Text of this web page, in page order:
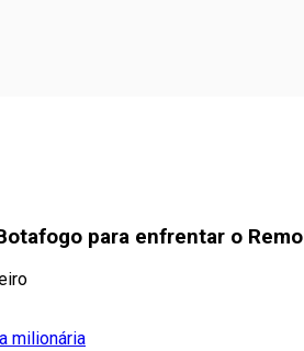
para enfrentar o Remo
milionária